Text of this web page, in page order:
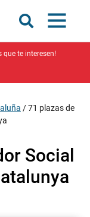
que te interesen!
/71 plazas de
Social